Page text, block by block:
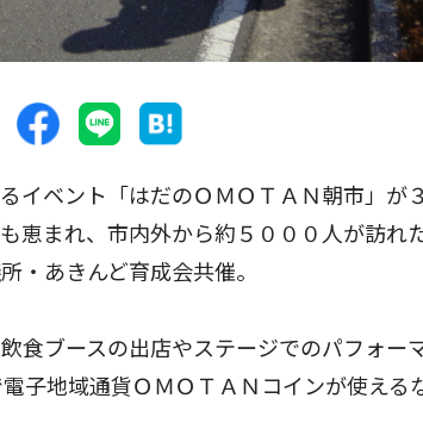
イベント「はだのＯＭＯＴＡＮ朝市」が
恵まれ、市内外から約５０００人が訪れ
・あきんど育成会共催。
食ブースの出店やステージでのパフォー
子地域通貨ＯＭＯＴＡＮコインが使える